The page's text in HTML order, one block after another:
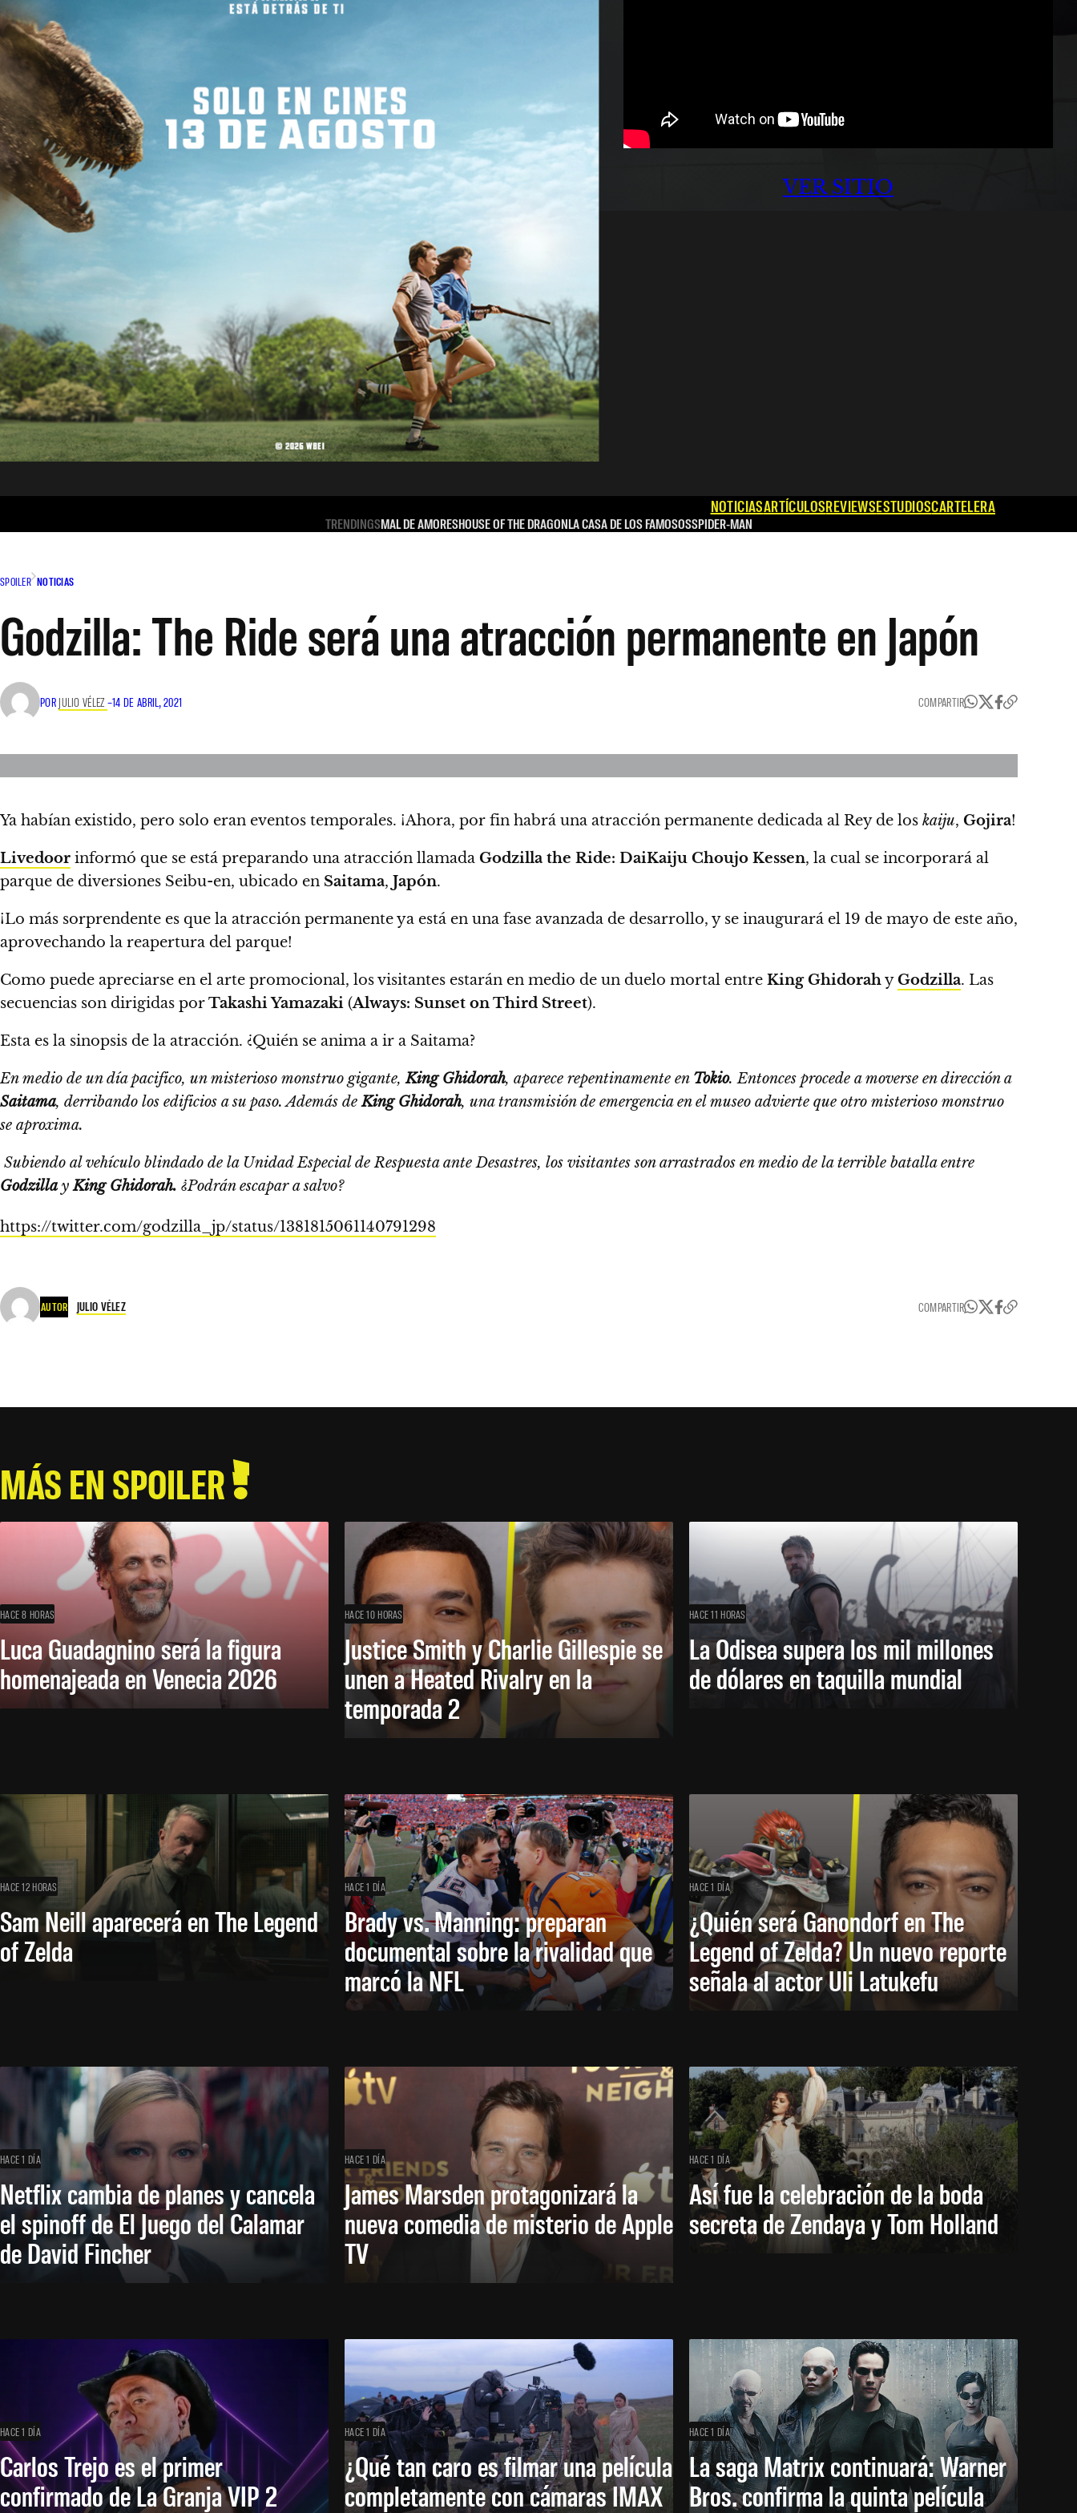
VER SITIO
NOTICIASARTÍCULOSREVIEWSESTUDIOSCARTELERA
TRENDINGSMAL DE AMORESHOUSE OF THE DRAGONLA CASA DE LOS FAMOSOSSPIDER-MAN
SPOILER NOTICIAS
Godzilla: The Ride será una atracción permanente en Japón
POR JULIO VÉLEZ –14 DE ABRIL, 2021 COMPARTIR
Ya habían existido, pero solo eran eventos temporales. ¡Ahora, por fin habrá una atracción permanente dedicada al Rey de los kaiju, Gojira!
Livedoor informó que se está preparando una atracción llamada Godzilla the Ride: DaiKaiju Choujo Kessen, la cual se incorporará al
parque de diversiones Seibu-en, ubicado en Saitama, Japón.
¡Lo más sorprendente es que la atracción permanente ya está en una fase avanzada de desarrollo, y se inaugurará el 19 de mayo de este año,
aprovechando la reapertura del parque!
Como puede apreciarse en el arte promocional, los visitantes estarán en medio de un duelo mortal entre King GhidorahyGodzilla. Las
secuencias son dirigidas porTakashi Yamazaki (Always: Sunset on Third Street).
Esta es la sinopsis de la atracción. ¿Quién se anima a ir a Saitama?
En medio de un día pacifico, un misterioso monstruo gigante,King Ghidorah, aparece repentinamente en Tokio. Entonces procede a moverse en dirección a
Saitama, derribando los edificios a su paso. Además deKing Ghidorah, una transmisión de emergencia en el museo advierte que otro misterioso monstruo
se aproxima.
Subiendo al vehículo blindado de la Unidad Especial de Respuesta ante Desastres, los visitantes son arrastrados en medio de la terrible batalla entre
GodzillayKing Ghidorah. ¿Podrán escapar a salvo?
https://twitter.com/godzilla_jp/status/1381815061140791298
AUTOR JULIO VÉLEZ COMPARTIR
MÁS EN SPOILER
HACE 8 HORAS
Luca Guadagnino será la figura
homenajeada en Venecia 2026
HACE 10 HORAS
Justice Smith y Charlie Gillespie se
unen a Heated Rivalry en la
temporada 2
HACE 11 HORAS
La Odisea supera los mil millones
de dólares en taquilla mundial
HACE 12 HORAS
Sam Neill aparecerá en The Legend
of Zelda
HACE 1 DÍA
Brady vs. Manning: preparan
documental sobre la rivalidad que
marcó la NFL
HACE 1 DÍA
¿Quién será Ganondorf en The
Legend of Zelda? Un nuevo reporte
señala al actor Uli Latukefu
HACE 1 DÍA
Netflix cambia de planes y cancela
el spinoff de El Juego del Calamar
de David Fincher
HACE 1 DÍA
James Marsden protagonizará la
nueva comedia de misterio de Apple
TV
HACE 1 DÍA
Así fue la celebración de la boda
secreta de Zendaya y Tom Holland
HACE 1 DÍA
Carlos Trejo es el primer
confirmado de La Granja VIP 2
HACE 1 DÍA
¿Qué tan caro es filmar una película
completamente con cámaras IMAX
HACE 1 DÍA
La saga Matrix continuará: Warner
Bros. confirma la quinta película